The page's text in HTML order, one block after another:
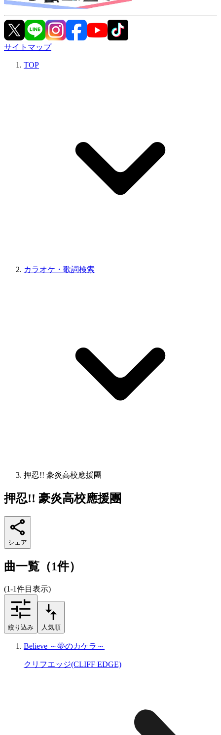
サイトマップ
TOP
カラオケ・歌詞検索
押忍!! 豪炎高校應援團
押忍!! 豪炎高校應援團
シェア
曲一覧（1件）
(1-1件目表示)
絞り込み 人気順
Believe ～夢のカケラ～
クリフエッジ(CLIFF EDGE)